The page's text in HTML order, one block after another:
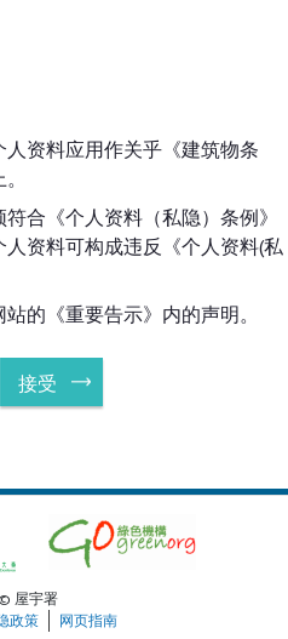
资料应用作关乎《建筑物条
合《个人资料（私隐）条例》
资料可构成违反《个人资料(私
的《重要告示》内的声明。
接受
屋宇署
政策 网页指南